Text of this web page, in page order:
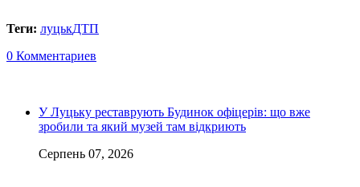
Теги: луцькДТП
0 Комментариев
У Луцьку реставрують Будинок офіцерів: що вже
зробили та який музей там відкриють
Серпень 07, 2026